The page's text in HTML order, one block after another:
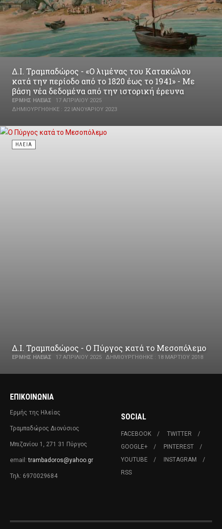
Δ.Ι. Τραμπαδώρος - «Ο λιμένας του Κατακώλου
κατά την περίοδο από το 1820 έως το 1941» - Με
βάση νέα δεδομένα από την ιστορική έρευνα
ΕΡΜΉΣ ΗΛΕΊΑΣ
17 ΑΠΡΙΛΊΟΥ 2025
ΔΗΜΙΟΥΡΓΉΘΗΚΕ : 22 ΙΑΝΟΥΑΡΊΟΥ 2023
ΗΛΕΊΑ
Δ.Ι. Τραμπαδώρος - Ο Πύργος κατά το Μεσοπόλεμο
ΕΡΜΉΣ ΗΛΕΊΑΣ 17 ΑΠΡΙΛΊΟΥ 2025 ΔΗΜΙΟΥΡΓΉΘΗΚΕ : 18 ΜΑΡΤΊΟΥ 2018
ΕΠΙΚΟΙΝΩΝΊΑ
Ερμής της Ηλείας
Τραμπαδώρος Διονύσιος
Μπιζανίου 1, 271 31 Πύργος
email:trambadoros@yahoo.gr
Τηλ: 6970029684
SOCIAL
FACEBOOK
TWITTER
GOOGLE+
PINTEREST
YOUTUBE
INSTAGRAM
RSS